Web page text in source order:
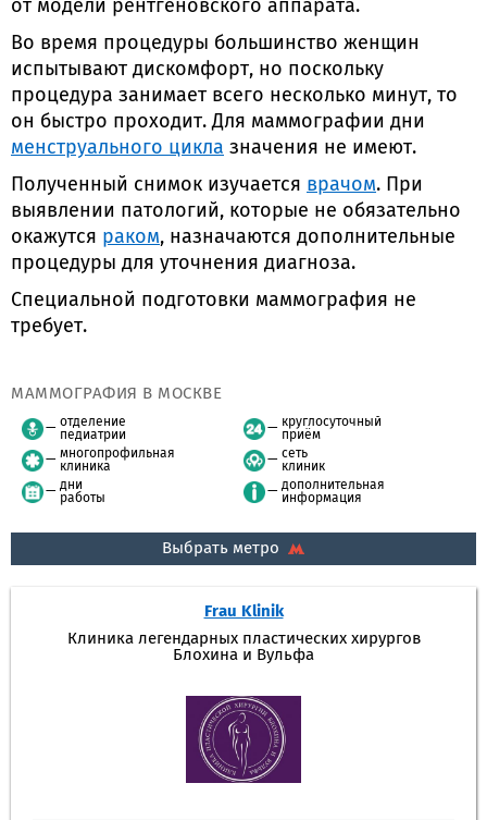
от модели рентгеновского аппарата.
Во время процедуры большинство женщин
испытывают дискомфорт, но поскольку
процедура занимает всего несколько минут, то
он быстро проходит. Для маммографии дни
менструального цикла значения не имеют.
Полученный снимок изучается врачом. При
выявлении патологий, которые не обязательно
окажутся раком, назначаются дополнительные
процедуры для уточнения диагноза.
Специальной подготовки маммография не
требует.
МАММОГРАФИЯ В МОСКВЕ
отделение
педиатрии
многопрофильная
клиника
дни
работы
круглосуточный
приём
сеть
клиник
дополнительная
информация
Выбрать метро
Frau Klinik
Клиника легендарных пластических хирургов
Блохина и Вульфа